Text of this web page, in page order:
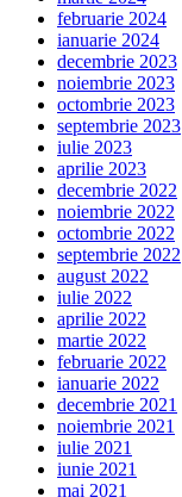
februarie 2024
ianuarie 2024
decembrie 2023
noiembrie 2023
octombrie 2023
septembrie 2023
iulie 2023
aprilie 2023
decembrie 2022
noiembrie 2022
octombrie 2022
septembrie 2022
august 2022
iulie 2022
aprilie 2022
martie 2022
februarie 2022
ianuarie 2022
decembrie 2021
noiembrie 2021
iulie 2021
iunie 2021
mai 2021